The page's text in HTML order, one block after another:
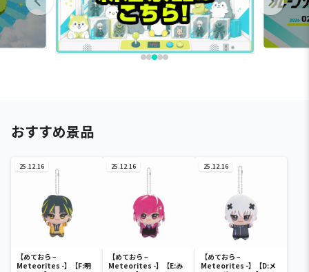
おすすめ景品
25.12.16
【めておら –
Meteorites -】【F:明
25.12.16
【めておら –
Meteorites -】【E:み
25.12.16
【めておら –
Meteorites -】【D:メ